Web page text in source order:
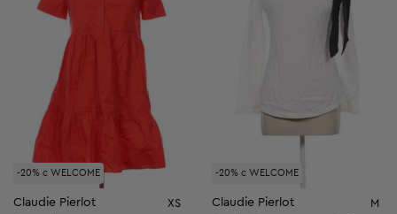
-20% с WELCOME
Claudie Pierlot XS
-20% с WELCOME
Claudie Pierlot M